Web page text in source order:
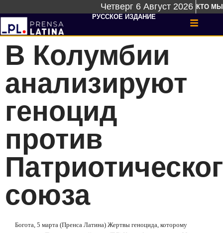
Четверг 6 Август 2026 КТО МЫ
РУССКОЕ ИЗДАНИЕ
В Колумбии
анализируют
геноцид
против
союза
Богота, 5 марта (Пренса Латина) Жертвы геноцида, которому